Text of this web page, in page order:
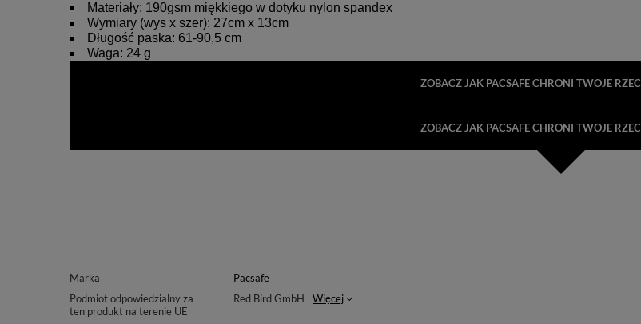
Materiały: 190gsm miękkiego w dotyku nylon spandex
Wymiary (wys x szer): 27cm x 13cm
Długość paska: 61-90,5 cm
Waga: 24 g
ZOBACZ JAK PACSAFE CHRONI TWOJE
ZOBACZ JAK PACSAFE CHRONI TWOJE
Marka
Pacsafe
Podmiot odpowiedzialny za
ten produkt na terenie UE
Red Bird GmbH Więcej